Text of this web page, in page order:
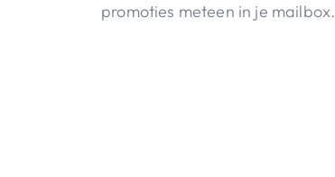
promoties meteen in je mailbox.